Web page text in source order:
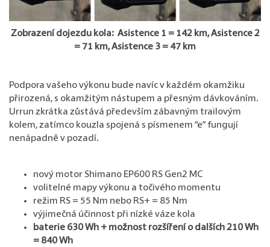
Zobrazení dojezdu kola: Asistence 1 = 142 km, Asistence 2
= 71 km, Asistence 3 = 47 km
Podpora vašeho výkonu bude navíc v každém okamžiku
přirozená, s okamžitým nástupem a přesným dávkováním.
Urrun zkrátka zůstává především zábavným trailovým
kolem, zatímco kouzla spojená s písmenem “e” fungují
nenápadně v pozadí.
nový motor Shimano EP600 RS Gen2 MC
volitelné mapy výkonu a točivého momentu
režim RS = 55 Nm nebo RS+ = 85 Nm
výjimečná účinnost při nízké váze kola
baterie 630 Wh + možnost rozšíření o dalších 210 Wh
= 840 Wh